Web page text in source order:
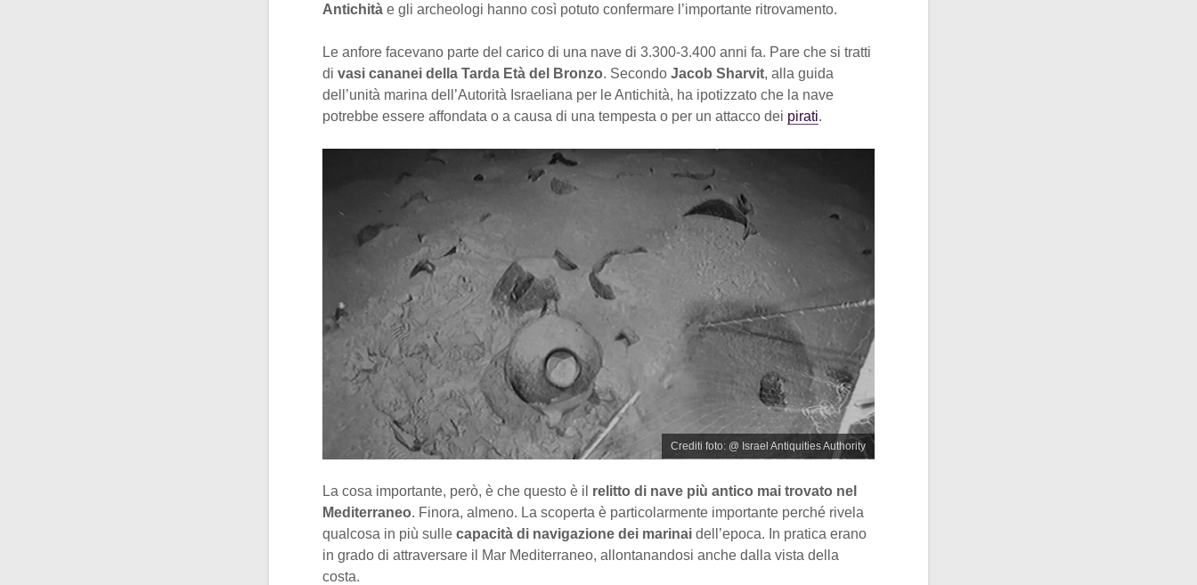
Antichità e gli archeologi hanno così potuto confermare l’importante ritrovamento.
Le anfore facevano parte del carico di una nave di 3.300-3.400 anni fa. Pare che si tratti
di vasi cananei della Tarda Età del Bronzo. Secondo Jacob Sharvit, alla guida
dell’unità marina dell’Autorità Israeliana per le Antichità, ha ipotizzato che la nave
potrebbe essere affondata o a causa di una tempesta o per un attacco dei pirati.
Crediti foto: @ Israel Antiquities Authority
La cosa importante, però, è che questo è il relitto di nave più antico mai trovato nel
Mediterraneo. Finora, almeno. La scoperta è particolarmente importante perché rivela
qualcosa in più sulle capacità di navigazione dei marinai dell’epoca. In pratica erano
in grado di attraversare il Mar Mediterraneo, allontanandosi anche dalla vista della
costa.